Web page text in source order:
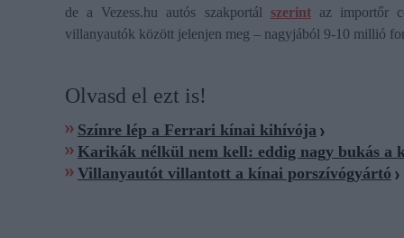
de a Vezess.hu autós szakportál szerintaz importőr
villanyautók között jelenjen meg – nagyjából 9-10 millió
Olvasd el ezt is!
Színre lép a Ferrari kínai kihívója
Karikák nélkül nem kell: eddig nagy bukás a
Villanyautót villantott a kínai porszívógyártó